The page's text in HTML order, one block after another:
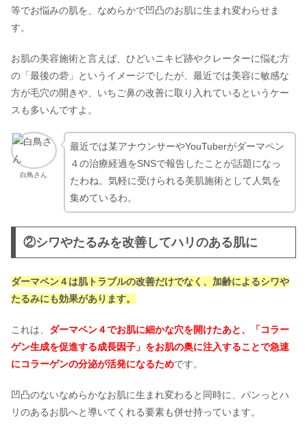
等でお悩みの肌を、なめらかで凹凸のお肌に生まれ変わらせま
す。
お肌の美容施術と言えば、ひどいニキビ跡やクレーターに悩む方
の「最後の砦」というイメージでしたが、最近では美容に敏感な
方が毛穴の開きや、いちご鼻の改善に取り入れているというケー
スも多いんですよ。
白鳥さん
最近では某アナウンサーやYouTuberがダーマペン
４の治療経過をSNSで報告したことが話題になっ
たわね。気軽に受けられる美肌施術として人気を
集めているわ。
②シワやたるみを改善してハリのある肌に
ダーマペン４は肌トラブルの改善だけでなく、加齢によるシワや
たるみにも効果があります。
これは、 ダーマペン４でお肌に細かな穴を開けたあと、「コラー
ゲン生成を促進する成長因子」をお肌の奥に注入することで急速
にコラーゲンの分泌が活発になるためです。
凹凸のないなめらかなお肌に生まれ変わると同時に、パンっとハ
リのあるお肌へと導いてくれる要素も併せ持っています。